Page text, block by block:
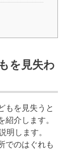
を見失わ
もを見失うと
紹介します。
明します。
でのはぐれも